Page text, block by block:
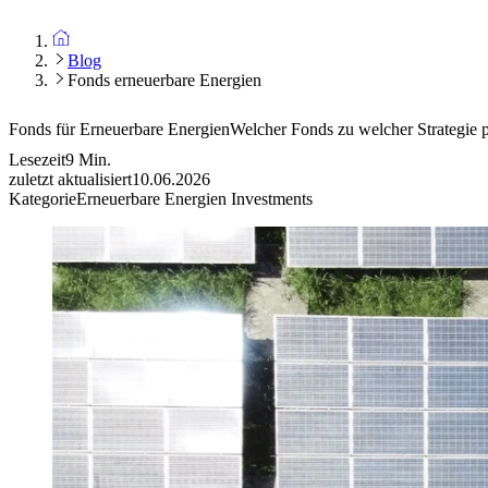
Blog
Fonds erneuerbare Energien
Fonds für Erneuerbare EnergienWelcher Fonds zu welcher Strategie
Lesezeit9 Min.
zuletzt aktualisiert10.06.2026
KategorieErneuerbare Energien Investments